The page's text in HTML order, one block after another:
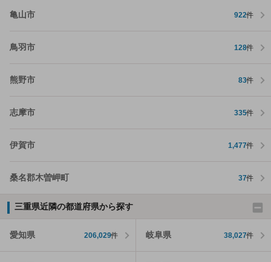
亀山市 922件
鳥羽市 128件
熊野市 83件
志摩市 335件
伊賀市 1,477件
桑名郡木曽岬町 37件
三重県近隣の都道府県から探す
愛知県 206,029件 岐阜県 38,027件